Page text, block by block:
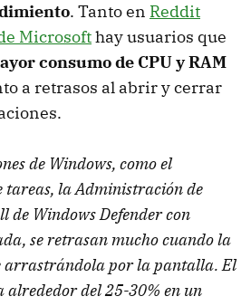
. Tanto en Reddit
Microsofthay usuarios que
consumo de CPU y RAM
a retrasos al abrir y cerrar
de Windows, como el
la Administración de
de Windows Defender con
se retrasan mucho cuando la
arrastrándola por la pantalla. El
alrededor del 25-30% en un